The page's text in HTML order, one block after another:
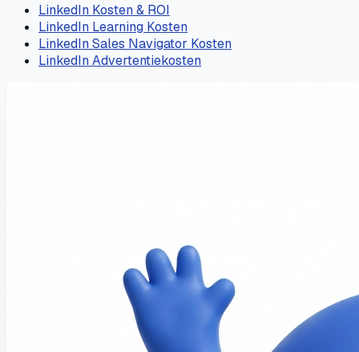
LinkedIn Kosten & ROI
LinkedIn Learning Kosten
LinkedIn Sales Navigator Kosten
LinkedIn Advertentiekosten